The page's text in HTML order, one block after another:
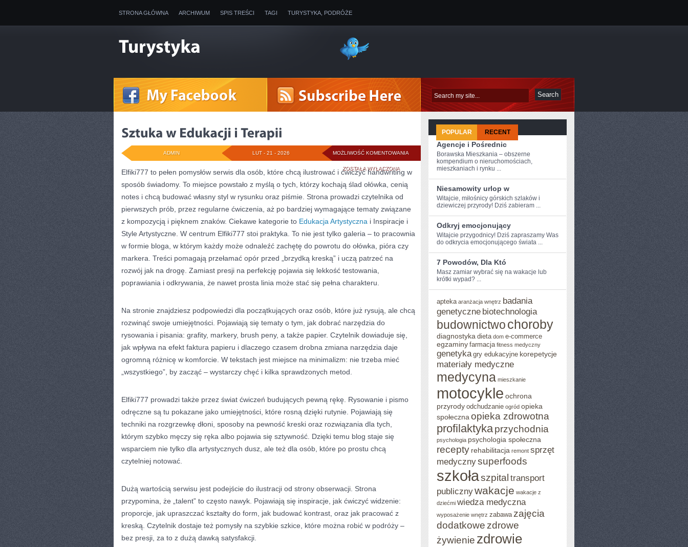
STRONA GŁÓWNA ARCHIWUM SPIS TREŚCI TAGI TURYSTYKA, PODRÓŻE
MOŻLIWOŚĆ KOMENTOWANIA SZTUKA
EDUKACJI
TERAPII
ZOSTAŁA WYŁĄCZONA
LUT - 21 - 2026
ADMIN
Elfiki777 to pełen pomysłów serwis dla osób, które chcą ilustrować i ćwiczyć handwriting w
sposób świadomy. To miejsce powstało z myślą o tych, którzy kochają ślad ołówka, cenią
notes i chcą budować własny styl w rysunku oraz piśmie. Strona prowadzi czytelnika od
pierwszych prób, przez regularne ćwiczenia, aż po bardziej wymagające tematy związane
z kompozycją i pięknem znaków. Ciekawe kategorie to Edukacja Artystyczna i Inspiracje i
Style Artystyczne. W centrum Elfiki777 stoi praktyka. To nie jest tylko galeria – to pracownia
w formie bloga, w którym każdy może odnaleźć zachętę do powrotu do ołówka, pióra czy
markera. Treści pomagają przełamać opór przed „brzydką kreską” i uczą patrzeć na
rozwój jak na drogę. Zamiast presji na perfekcję pojawia się lekkość testowania,
poprawiania i odkrywania, że nawet prosta linia może stać się pełna charakteru.
Na stronie znajdziesz podpowiedzi dla początkujących oraz osób, które już rysują, ale chcą
rozwinąć swoje umiejętności. Pojawiają się tematy o tym, jak dobrać narzędzia do
rysowania i pisania: grafity, markery, brush peny, a także papier. Czytelnik dowiaduje się,
jak wpływa na efekt faktura papieru i dlaczego czasem drobna zmiana narzędzia daje
ogromną różnicę w komforcie. W tekstach jest miejsce na minimalizm: nie trzeba mieć
„wszystkiego”, by zacząć – wystarczy chęć i kilka sprawdzonych metod.
Elfiki777 prowadzi także przez świat ćwiczeń budujących pewną rękę. Rysowanie i pismo
odręczne są tu pokazane jako umiejętności, które rosną dzięki rutynie. Pojawiają się
techniki na rozgrzewkę dłoni, sposoby na pewność kreski oraz rozwiązania dla tych,
którym szybko męczy się ręka albo pojawia się sztywność. Dzięki temu blog staje się
wsparciem nie tylko dla artystycznych dusz, ale też dla osób, które po prostu chcą
czytelniej notować.
Dużą wartością serwisu jest podejście do ilustracji od strony obserwacji. Strona
przypomina, że „talent” to często nawyk. Pojawiają się inspiracje, jak ćwiczyć widzenie:
proporcje, jak upraszczać kształty do form, jak budować kontrast, oraz jak pracować z
kreską. Czytelnik dostaje też pomysły na szybkie szkice, które można robić w podróży –
bez presji, za to z dużą dawką satysfakcji.
POPULAR RECENT
Agencje i Pośrednic
Borawska Mieszkania – obszerne
kompendium o nieruchomościach,
mieszkaniach i rynku ...
Niesamowity urlop w
Witajcie, miłośnicy ‌górskich ⁢szlaków i
dziewiczej przyrody!‌ Dziś zabieram ...
Odkryj emocjonujący
Witajcie przygodnicy!⁤ Dziś zapraszamy ‌Was
do odkrycia emocjonującego świata ...
7 Powodów, Dla Któ
Masz ⁣zamiar ‍wybrać się na‍ wakacje ⁣lub
krótki wypad? ...
apteka aranżacja wnętrz badania
genetyczne biotechnologia
budownictwochoroby
diagnostyka dieta dom e-commerce
egzaminy farmacja fitness medyczny
genetyka gry edukacyjne korepetycje
materiały medyczne
medycyna mieszkanie
motocykle ochrona
przyrody odchudzanie ogród opieka
społeczna opieka zdrowotna
profilaktykaprzychodnia
psychologia psychologia społeczna
recepty rehabilitacja remont sprzęt
medycznysuperfoods
szkołaszpital transport
publicznywakacje wakacje z
dziećmi wiedza medyczna
wyposażenie wnętrz zabawa zajęcia
dodatkowe zdrowe
żywienie zdrowie